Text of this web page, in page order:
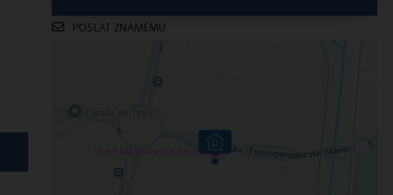
POSLAT ZNÁMÉMU